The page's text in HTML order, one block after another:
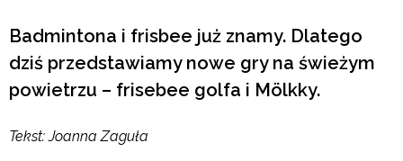
Badmintona i frisbee już znamy. Dlatego
dziś przedstawiamy nowe gry na świeżym
powietrzu – frisebee golfa i Mölkky.
Tekst: Joanna Zaguła